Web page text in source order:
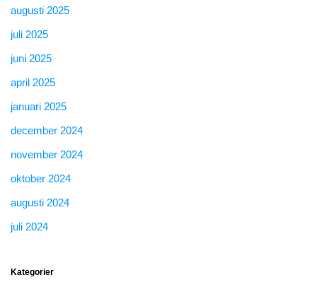
augusti 2025
juli 2025
juni 2025
april 2025
januari 2025
december 2024
november 2024
oktober 2024
augusti 2024
juli 2024
Kategorier